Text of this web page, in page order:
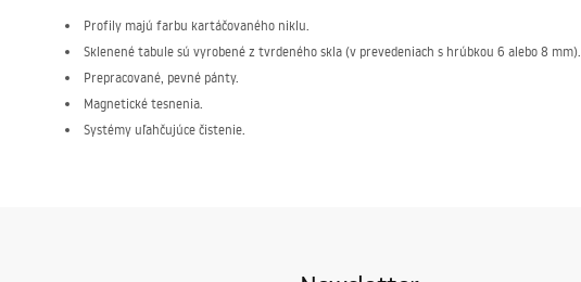
Profily majú farbu kartáčovaného niklu.
Sklenené tabule sú vyrobené z tvrdeného skla (v prevedeniach s hrúbkou 6 alebo 8 mm).
Prepracované, pevné pánty.
Magnetické tesnenia.
Systémy uľahčujúce čistenie.